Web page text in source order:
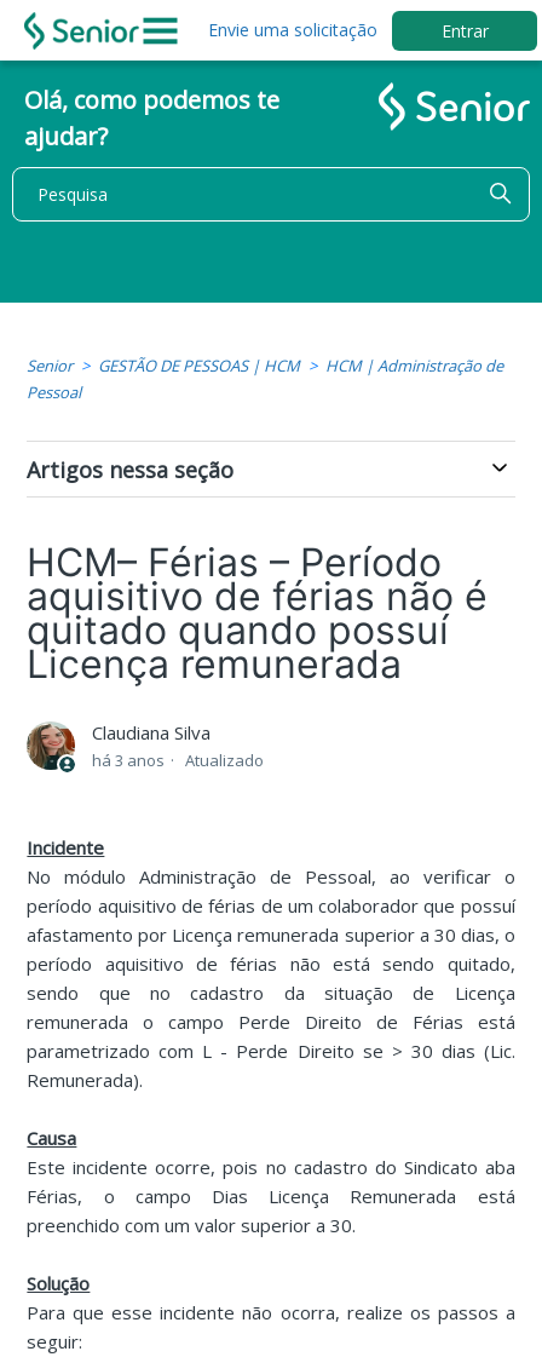
Envie uma solicitação Entrar
Olá, como podemos te
ajudar?
Senior GESTÃO DE PESSOAS | HCM
HCM | Administração de
Pessoal
Artigos nessa seção
HCM– Férias – Período
aquisitivo de férias não é
quitado quando possuí
Licença remunerada
Claudiana Silva
há 3 anos Atualizado
Incidente
No módulo Administração de Pessoal, ao verificar o
período aquisitivo de férias de um colaborador que possuí
afastamento por Licença remunerada superior a 30 dias, o
período aquisitivo de férias não está sendo quitado,
sendo que no cadastro da situação de Licença
remunerada o campo Perde Direito de Férias está
parametrizado com L - Perde Direito se > 30 dias (Lic.
Remunerada).
Causa
Este incidente ocorre, pois no cadastro do Sindicato aba
Férias, o campo Dias Licença Remunerada está
preenchido com um valor superior a 30.
Solução
Para que esse incidente não ocorra, realize os passos a
seguir: